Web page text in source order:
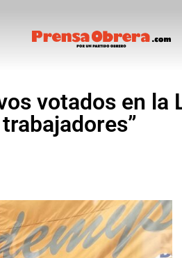
votados en la